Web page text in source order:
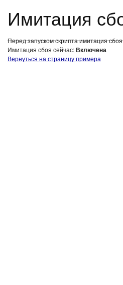
Имитация
Перед запуском скрипта имитация
Имитация сбоя сейчас:Включена
Вернуться на страницу примера